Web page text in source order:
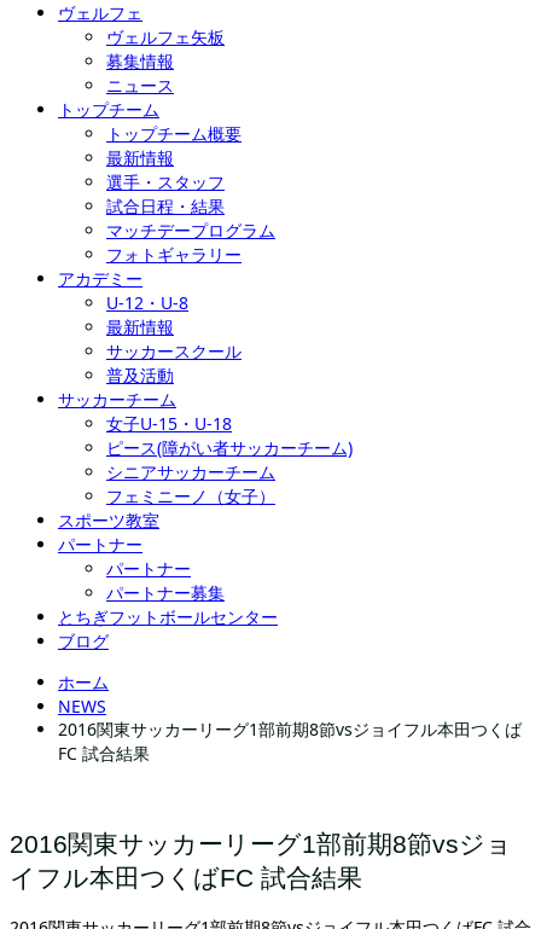
ヴェルフェ
ヴェルフェ矢板
募集情報
ニュース
トップチーム
トップチーム概要
最新情報
選手・スタッフ
試合日程・結果
マッチデープログラム
フォトギャラリー
アカデミー
U-12・U-8
最新情報
サッカースクール
普及活動
サッカーチーム
女子U-15・U-18
ピース(障がい者サッカーチーム)
シニアサッカーチーム
フェミニーノ（女子）
スポーツ教室
パートナー
パートナー
パートナー募集
とちぎフットボールセンター
ブログ
ホーム
NEWS
2016関東サッカーリーグ1部前期8節vsジョイフル本田つくば
FC 試合結果
2016関東サッカーリーグ1部前期8節vsジョ
イフル本田つくばFC 試合結果